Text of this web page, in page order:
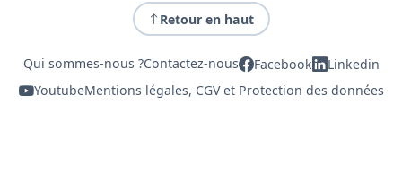
Retour en haut
Qui sommes-nous ?Contactez-nous Facebook
Linkedin
YoutubeMentions légales, CGV et Protection des données